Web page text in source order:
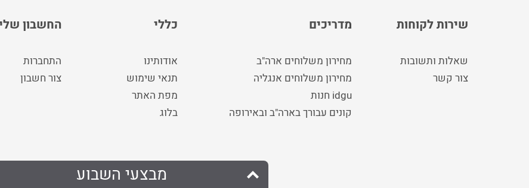
מבצעי השבוע
החשבון
התחברות
צור חשבון
כללי
אודותינו
תנאי שימוש
מפת האתר
בלוג
מדריכים
מחירון משלוחים ארה"ב
מחירון משלוחים אנגליה
idgu חנות
קונים עבורך בארה"ב ובאירופה
שירות לקוחות
שאלות ותשובות
צור קשר